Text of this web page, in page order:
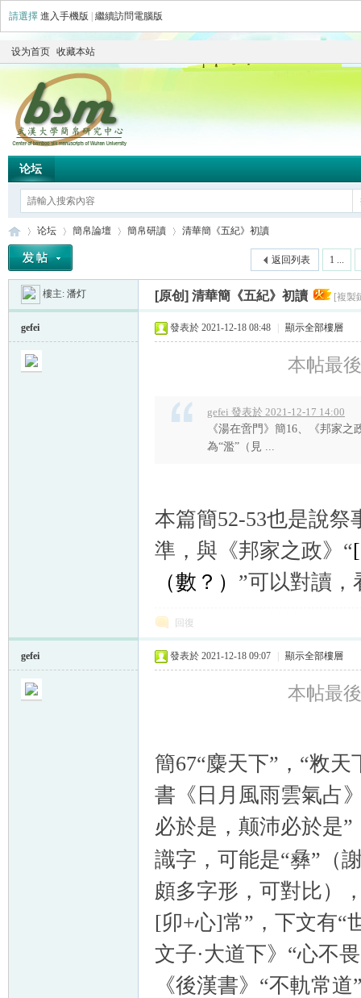
請選擇 進入手機版 繼續訪問電腦版
设为首页 收藏本站
论坛
»
论坛
›
簡帛論壇 簡帛研讀
›
清華簡《五紀》初讀
1 ...
返回列表
樓主: 潘灯 [原创] 清華簡《五紀》初讀 [複製
gefei 發表於 2021-12-18 08:48 顯示全部樓層
本帖最
gefei 發表於 2021-12-17 14:00
《湯在啻門》簡16、《邦家之
為“濫”（見 ...
本篇簡52-53也是說祭
準，與《邦家之政》“
（數？） ”可以對讀，
回復
gefei 發表於 2021-12-18 09:07 顯示全部樓層
本帖最
簡67“麋天下”，“敉
書《日月風雨雲氣占
必於是，颠沛必於是”
識字，可能是“彝”（
頗多字形，可對比）
[卯+心]常”，下文有“
文子·大道下》 “心不
《後漢書》“不軌常道